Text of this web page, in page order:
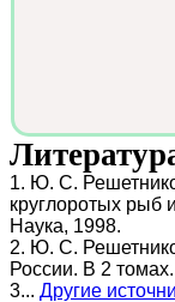
1. Ю. С.
круглоротых рыб
Наука, 1998.
2. Ю. С.
России. В 2
3... Другие